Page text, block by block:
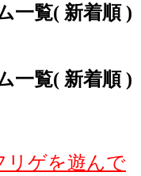
一覧( 新着順 )
一覧( 新着順 )
リゲを遊んで